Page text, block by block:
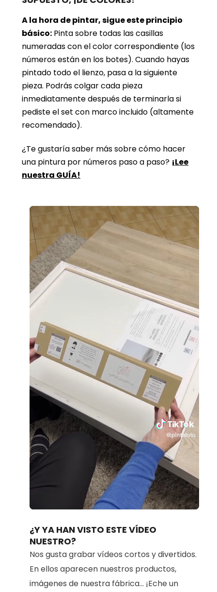
A la hora de pintar, sigue este principio
básico: Pinta sobre todas las casillas
numeradas con el color correspondiente (los
números están en los botes). Cuando hayas
pintado todo el lienzo, pasa a la siguiente
pieza. Podrás colgar cada pieza
inmediatamente después de terminarla si
pediste el set con marco incluido (altamente
recomendado).
¿Te gustaría saber más sobre cómo hacer
una pintura por números paso a paso? ¡Lee
nuestra GUÍA!
Loaded:
66.42%
¿Y YA HAN VISTO ESTE VÍDEO
NUESTRO?
Nos gusta grabar vídeos cortos y divertidos.
En ellos aparecen nuestros productos,
imágenes de nuestra fábrica... ¡Eche un